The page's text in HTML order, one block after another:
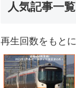
人気記事一覧
再生回数をもと